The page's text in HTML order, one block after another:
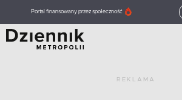
Portal finansowany przez społeczność
REKLAMA